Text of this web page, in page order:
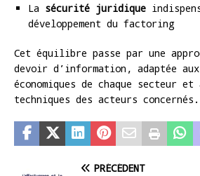
La sécurité juridique
développement du factoring
Cet équilibre passe par une
devoir d’information, adaptée
économiques de chaque secteur
techniques des acteurs concernés.
PRÉCÉDENT